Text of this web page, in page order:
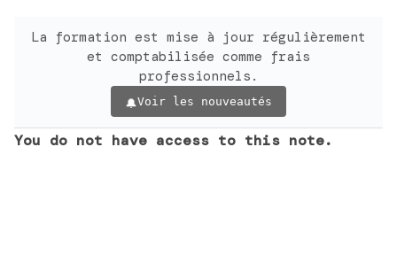
La formation est mise à jour régulièrement
et comptabilisée comme frais
professionnels.
Voir les nouveautés
You do not have access to this note.